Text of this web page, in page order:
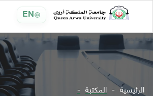
EN
الرئيسية المكتبة